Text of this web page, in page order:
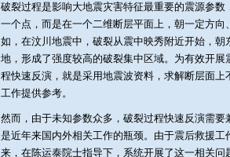
破裂过程是影响大地震灾害特征最重要的震源参
一个点，而是在一个二维断层平面上，朝一定方
如，在汶川地震中，破裂从震中映秀附近开始，
地，形成了强度较高的破裂集中区域。为有效开
程快速反演，就是采用地震波资料，求解断层面
工作提供参考。
然而，由于未知参数众多，破裂过程快速反演需
是近年来国内外相关工作的瓶颈。由于震后救援
来，在陈运泰院士指导下，系统开展了这一相关